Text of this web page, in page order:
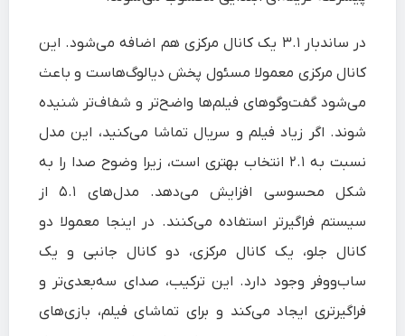
در ساندبار ۳.۱ یک کانال مرکزی هم اضافه می‌شود. این
کانال مرکزی معمولا مسئول پخش دیالوگ‌هاست و باعث
می‌شود گفت‌وگوهای فیلم‌ها واضح‌تر و شفاف‌تر شنیده
شوند. اگر زیاد فیلم و سریال تماشا می‌کنید، این مدل
نسبت به ۲.۱ انتخاب بهتری است، زیرا وضوح صدا را به
شکل محسوسی افزایش می‌دهد. مدل‌های ۵.۱ از
سیستم فراگیرتر استفاده می‌کنند. در اینجا معمولا دو
کانال جلو، یک کانال مرکزی، دو کانال جانبی و یک
ساب‌ووفر وجود دارد. این ترکیب، صدای سه‌بعدی‌تر و
فراگیرتری ایجاد می‌کند و برای تماشای فیلم، بازی‌های